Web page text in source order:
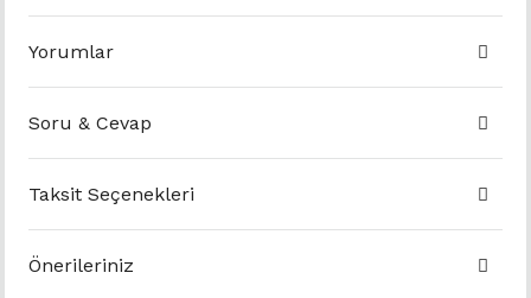
Yorumlar
Soru & Cevap
Taksit Seçenekleri
Önerileriniz